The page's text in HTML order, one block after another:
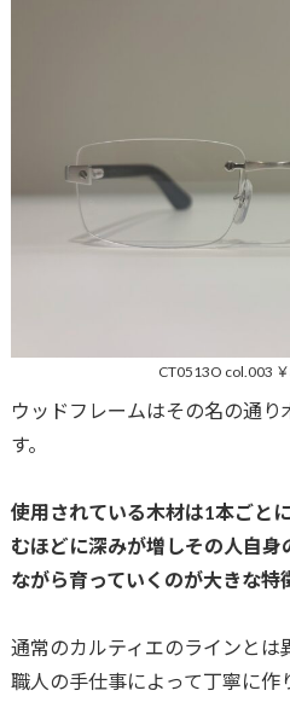
CT0513O col.003
ウッドフレームはその名の通
す。
使用されている木材は1本ごと
むほどに深みが増しその人自
ながら育っていくのが大きな特
通常のカルティエのラインとは
職人の手仕事によって丁寧に作